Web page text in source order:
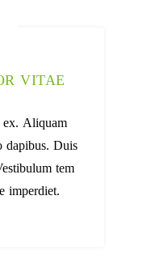
VITAE
Aliquam
dapibus. Duis
tem
imperdiet.